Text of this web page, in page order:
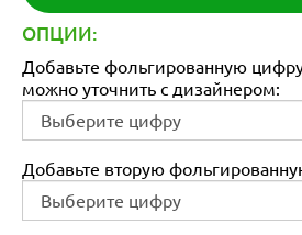
ОПЦИИ:
Добавьте фольгированную
можно уточнить с дизайнером:
Добавьте вторую